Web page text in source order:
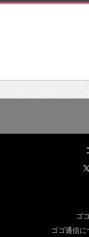
ゴ
ゴゴ通信に